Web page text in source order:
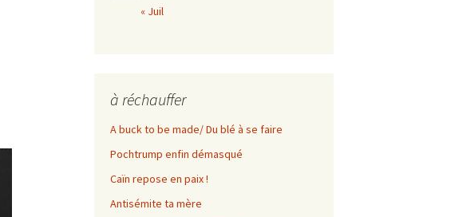
« Juil
à réchauffer
A buck to be made/ Du blé à se faire
Pochtrump enfin démasqué
Caïn repose en paix !
Antisémite ta mère